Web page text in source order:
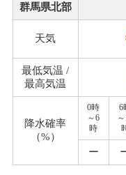
群馬県北部
天気
最低気温 /
最高気温
降水確率
（%）
0時
～6
時
6
ー